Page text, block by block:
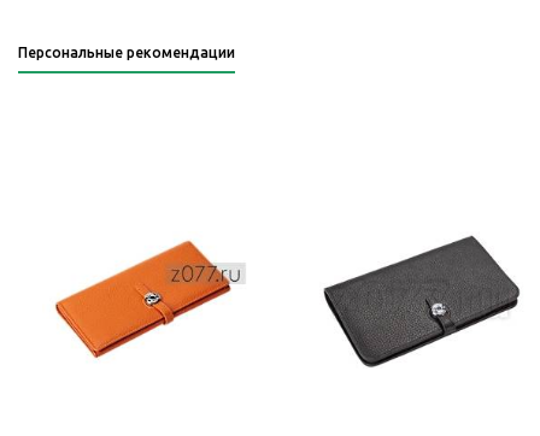
Персональные рекомендации